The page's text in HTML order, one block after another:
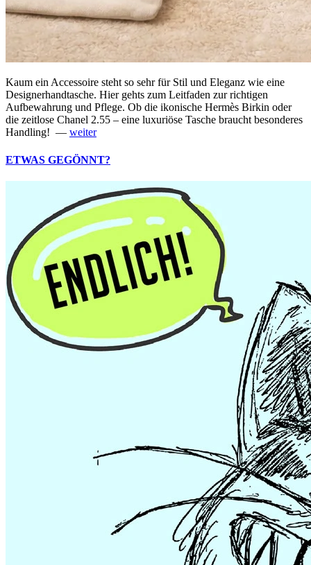
Kaum ein Accessoire steht so sehr für Stil und Eleganz wie eine
Designerhandtasche. Hier gehts zum Leitfaden zur richtigen
Aufbewahrung und Pflege. Ob die ikonische Hermès Birkin oder
die zeitlose Chanel 2.55 – eine luxuriöse Tasche braucht besonderes
Handling! — weiter
ETWAS GEGÖNNT?